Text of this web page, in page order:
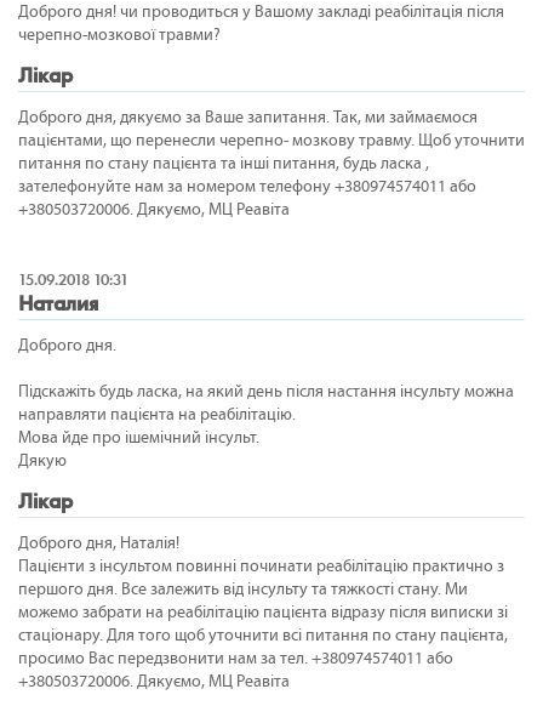
Доброго дня! чи проводиться у Вашому закладі реабілітація після
черепно-мозкової травми?
Лікар
Доброго дня, дякуємо за Ваше запитання. Так, ми займаємося
пацієнтами, що перенесли черепно- мозкову травму. Щоб уточнити
питання по стану пацієнта та інші питання, будь ласка ,
зателефонуйте нам за номером телефону +380974574011 або
+380503720006. Дякуємо, МЦ Реавіта
15.09.2018 10:31
Наталия
Доброго дня.
Підскажіть будь ласка, на який день після настання інсульту можна
направляти пацієнта на реабілітацію.
Мова йде про ішемічний інсульт.
Дякую
Лікар
Доброго дня, Наталія!
Пацієнти з інсультом повинні починати реабілітацію практично з
першого дня. Все залежить від інсульту та тяжкості стану. Ми
можемо забрати на реабілітацію пацієнта відразу після виписки зі
стаціонару. Для того щоб уточнити всі питання по стану пацієнта,
просимо Вас передзвонити нам за тел. +380974574011 або
+380503720006. Дякуємо, МЦ Реавіта